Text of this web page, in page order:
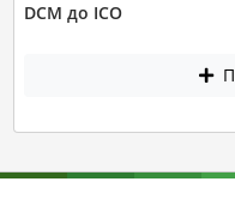
DCM до ICO